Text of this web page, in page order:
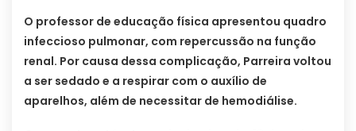
O professor de educação física apresentou quadro
infeccioso pulmonar, com repercussão na função
renal. Por causa dessa complicação, Parreira voltou
a ser sedado e a respirar com o auxílio de
aparelhos, além de necessitar de hemodiálise.